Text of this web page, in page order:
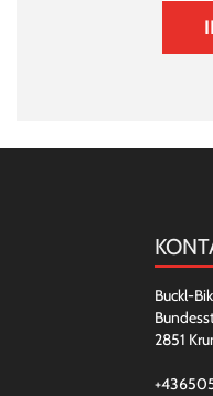
Buckl-
2851